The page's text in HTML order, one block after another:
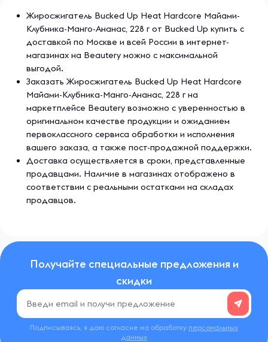
Жиросжигатель Bucked Up Heat Hardcore Майами-
Клубника-Манго-Ананас, 228 г от Bucked Up купить с
доставкой по Москве и всей России в интернет-
магазинах на Beautery можно с максимальной
выгодой.
Заказать Жиросжигатель Bucked Up Heat Hardcore
Майами-Клубника-Манго-Ананас, 228 г на
маркетплейсе Beautery возможно с уверенностью в
оригинальном качестве продукции и ожиданием
первоклассного сервиса обработки и исполнения
вашего заказа, а также пост-продажной поддержки.
Доставка осуществляется в сроки, представленные
продавцами. Наличие в магазинах отображено в
соответствии с реальными остатками на складах
продавцов.
Получайте специальные предложения и
скидки
Подписываясь, я даю согласие на обработку персональных
данных